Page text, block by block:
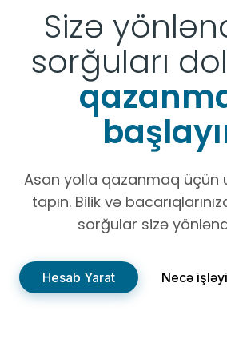
Sizə
sorğuları
Asan yolla qazanmaq üçün
tapın. Bilik və
sorğular sizə
Hesab Yarat Necə